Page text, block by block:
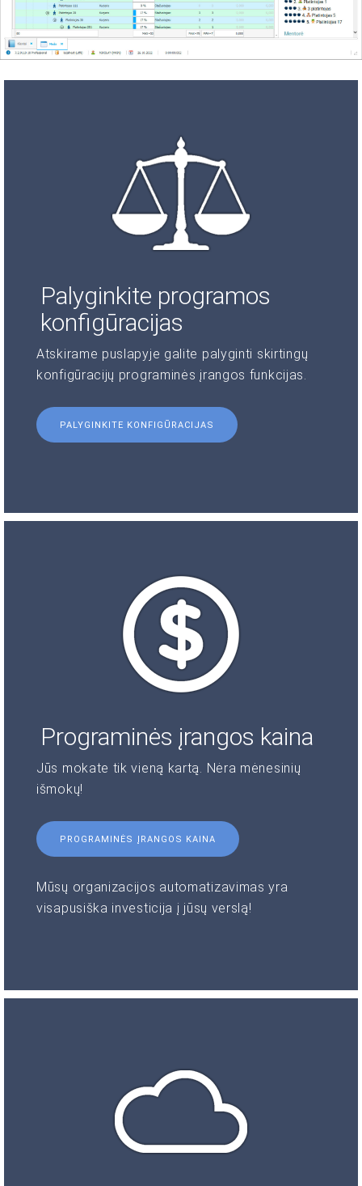
Palyginkite programos
konfigūracijas
Atskirame puslapyje galite palyginti skirtingų
konfigūracijų programinės įrangos funkcijas.
PALYGINKITE KONFIGŪRACIJAS
Programinės įrangos kaina
Jūs mokate tik vieną kartą. Nėra mėnesinių
išmokų!
PROGRAMINĖS ĮRANGOS KAINA
Mūsų organizacijos automatizavimas yra
visapusiška investicija į jūsų verslą!